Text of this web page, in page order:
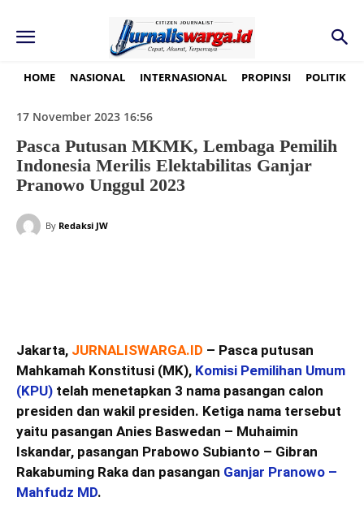
HOME NASIONAL INTERNASIONAL PROPINSI POLITIK
17 November 2023 16:56
Pasca Putusan MKMK, Lembaga Pemilih
Indonesia Merilis Elektabilitas Ganjar
Pranowo Unggul 2023
By Redaksi JW
Jakarta, JURNALISWARGA.ID – Pasca putusan
Mahkamah Konstitusi (MK), Komisi Pemilihan Umum
(KPU) telah menetapkan 3 nama pasangan calon
presiden dan wakil presiden. Ketiga nama tersebut
yaitu pasangan Anies Baswedan – Muhaimin
Iskandar, pasangan Prabowo Subianto – Gibran
Rakabuming Raka dan pasangan Ganjar Pranowo –
Mahfudz MD.